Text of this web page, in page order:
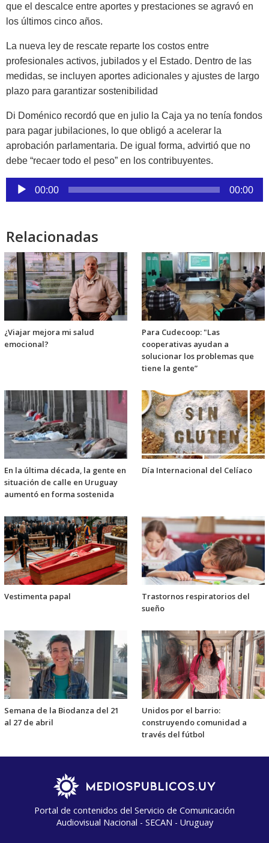
que el descalce entre aportes y prestaciones se agravó en
los últimos cinco años.
La nueva ley de rescate reparte los costos entre
profesionales activos, jubilados y el Estado. Dentro de las
medidas, se incluyen aportes adicionales y ajustes de largo
plazo para garantizar sostenibilidad
Di Doménico recordó que en julio la Caja ya no tenía fondos
para pagar jubilaciones, lo que obligó a acelerar la
aprobación parlamentaria. De igual forma, advirtió que no
debe “recaer todo el peso” en los contribuyentes.
Reproductor
de
00:00 00:00
Relacionadas
¿Viajar mejora mi salud
emocional?
Para Cudecoop: "Las
cooperativas ayudan a
solucionar los problemas que
tiene la gente”
En la última década, la gente en
situación de calle en Uruguay
aumentó en forma sostenida
Día Internacional del Celíaco
Vestimenta papal
Trastornos respiratorios del
sueño
Semana de la Biodanza del 21
al 27 de abril
Unidos por el barrio:
construyendo comunidad a
través del fútbol
Portal de contenidos del Servicio de Comunicación
Audiovisual Nacional - SECAN - Uruguay